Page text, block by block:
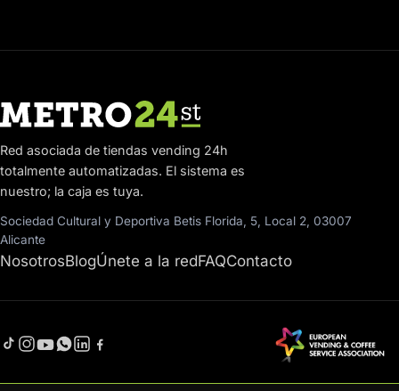
Red asociada de tiendas vending 24h
totalmente automatizadas. El sistema es
nuestro; la caja es tuya.
Sociedad Cultural y Deportiva Betis Florida, 5, Local 2, 03007
Alicante
NosotrosBlogÚnete a la redFAQContacto